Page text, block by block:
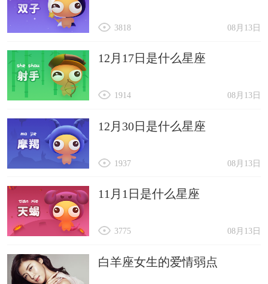
08月13日
3818
12月17日是什么星座
08月13日
1914
12月30日是什么星座
08月13日
1937
11月1日是什么星座
08月13日
3775
白羊座女生的爱情弱点